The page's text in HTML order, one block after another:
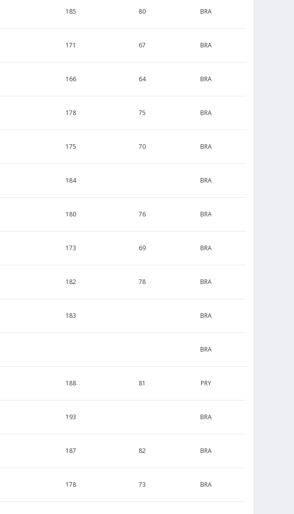
185 80 BRA
171 67 BRA
166 64 BRA
178 75 BRA
175 70 BRA
184 BRA
180 76 BRA
173 69 BRA
182 78 BRA
183 BRA
BRA
188 81 PRY
193 BRA
187 82 BRA
178 73 BRA